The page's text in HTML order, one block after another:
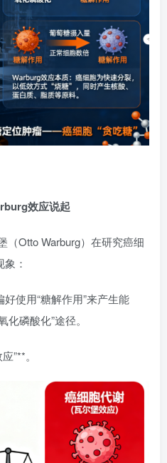
效应说起
（Otto Warburg）在研究癌细
：
使用“糖解作用”来产生能
磷酸化”途径。
”**。